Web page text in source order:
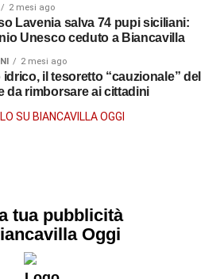
2 mesi ago
Lavenia salva 74 pupi siciliani:
Unesco ceduto a Biancavilla
2 mesi ago
idrico, il tesoretto “cauzionale” del
da rimborsare ai cittadini
SU BIANCAVILLA OGGI
tua pubblicità
Oggi